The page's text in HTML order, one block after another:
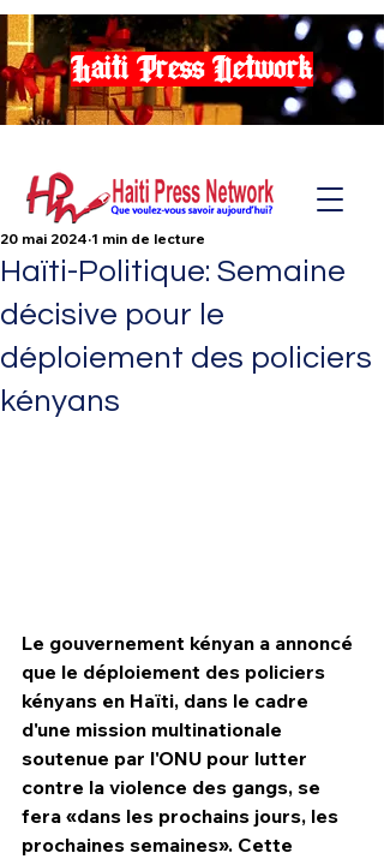
Haiti Press Network
Haïti-Politique: Semaine
décisive pour le
déploiement des policiers
kényans
20 mai 2024 1 min de lecture
Le gouvernement kényan a annoncé
que le déploiement des policiers
kényans en Haïti, dans le cadre
d'une mission multinationale
soutenue par l'ONU pour lutter
contre la violence des gangs, se
fera «dans les prochains jours, les
prochaines semaines». Cette